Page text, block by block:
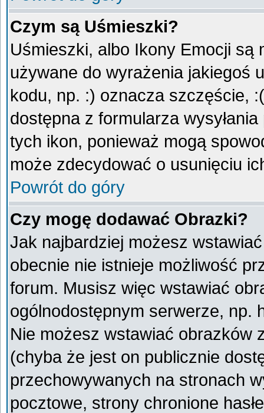
Czym są Uśmieszki?
Uśmieszki, albo Ikony Emocji są
używane do wyrażenia jakiegoś
kodu, np. :) oznacza szczęście,
dostępna z formularza
tych ikon, ponieważ mogą
może zdecydować o usunięciu
Powrót do góry
Czy mogę dodawać Obrazki?
Jak najbardziej możesz
obecnie nie istnieje możliwość
forum. Musisz więc wstawiać
ogólnodostępnym serwerze, np.
Nie możesz wstawiać obrazków
(chyba że jest on publicznie
przechowywanych na stronach
pocztowe, strony chronione